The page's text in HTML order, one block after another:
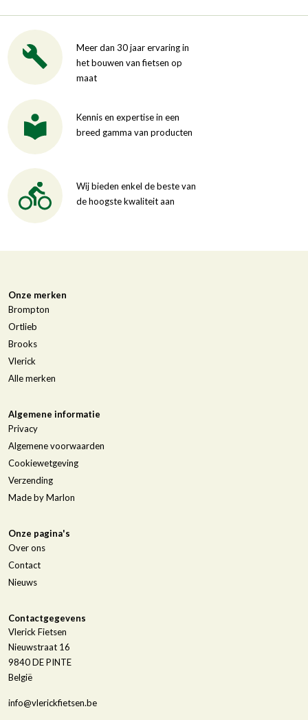
Meer dan 30 jaar ervaring in
het bouwen van fietsen op
maat
Kennis en expertise in een
breed gamma van producten
Wij bieden enkel de beste van
de hoogste kwaliteit aan
Onze merken
Brompton
Ortlieb
Brooks
Vlerick
Alle merken
Algemene informatie
Privacy
Algemene voorwaarden
Cookiewetgeving
Verzending
Made by Marlon
Onze pagina's
Over ons
Contact
Nieuws
Contactgegevens
Vlerick Fietsen
Nieuwstraat 16
9840DE PINTE
België
info@vlerickfietsen.be